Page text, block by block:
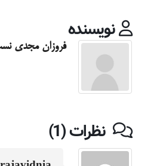
نویسنده
فروزان مجدی
نظرات (1)